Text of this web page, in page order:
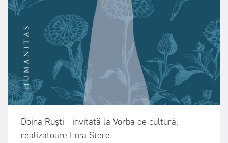
Doina Ruști - invitată la Vorba de cultură,
realizatoare Ema Stere